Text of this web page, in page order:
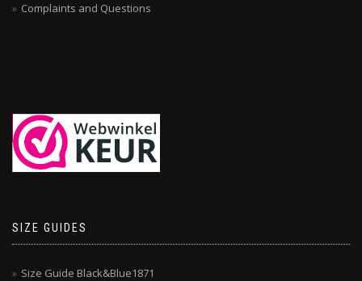
Complaints and Questions
SIZE GUIDES
Size Guide Black&Blue1871